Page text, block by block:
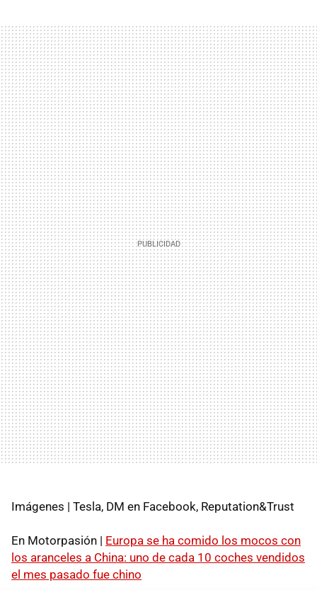
Imágenes | Tesla, DM en Facebook, Reputation&Trust
En Motorpasión | Europa se ha comido los mocos con
los aranceles a China: uno de cada 10 coches vendidos
el mes pasado fue chino